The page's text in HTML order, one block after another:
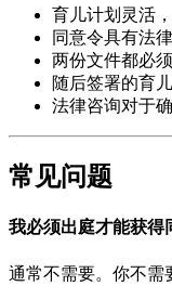
育儿计划灵活
同意令具有法
两份文件都必
随后签署的育
法律咨询对于
常见问题
我必须出庭才能获得
通常不需要。你不需